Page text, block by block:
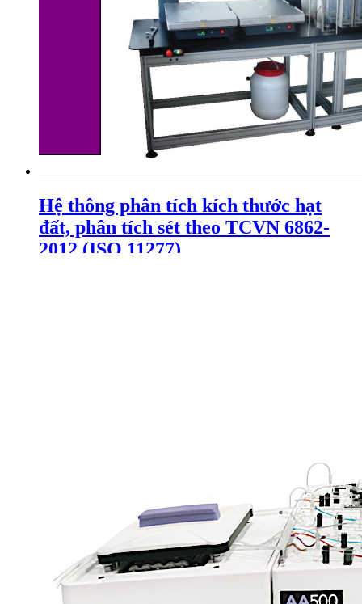
Hệ thông phân tích kích thước hạt
đất, phân tích sét theo TCVN 6862-
2012 (ISO 11277)